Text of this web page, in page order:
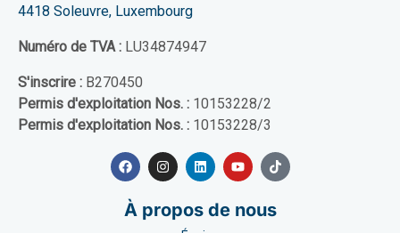
4418 Soleuvre, Luxembourg
Numéro de TVA : LU34874947
S'inscrire : B270450
Permis d'exploitation Nos. : 10153228/2
Permis d'exploitation Nos. : 10153228/3
À propos de nous